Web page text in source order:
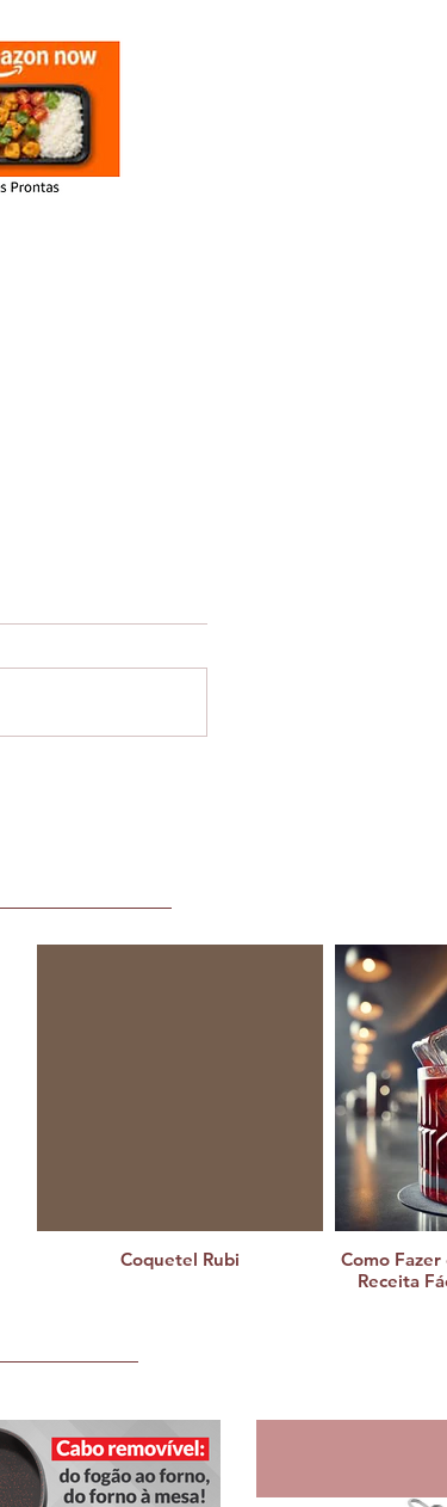
Coquetel Rubi
Como
Receita